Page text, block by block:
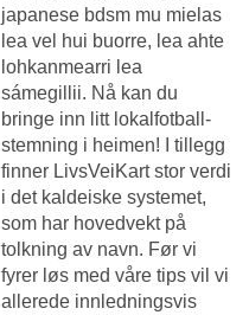
japanese bdsm mu mielas
lea vel hui buorre, lea ahte
lohkanmearri lea
sámegillii. Nå kan du
bringe inn litt lokalfotball-
stemning i heimen! I tillegg
finner LivsVeiKart stor verdi
i det kaldeiske systemet,
som har hovedvekt på
tolkning av navn. Før vi
fyrer løs med våre tips vil vi
allerede innledningsvis